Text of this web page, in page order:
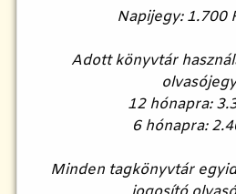
Napijegy: 1.700
Adott könyvtár
12 hónapra:
6 hónapra:
Minden tagkönyvtár